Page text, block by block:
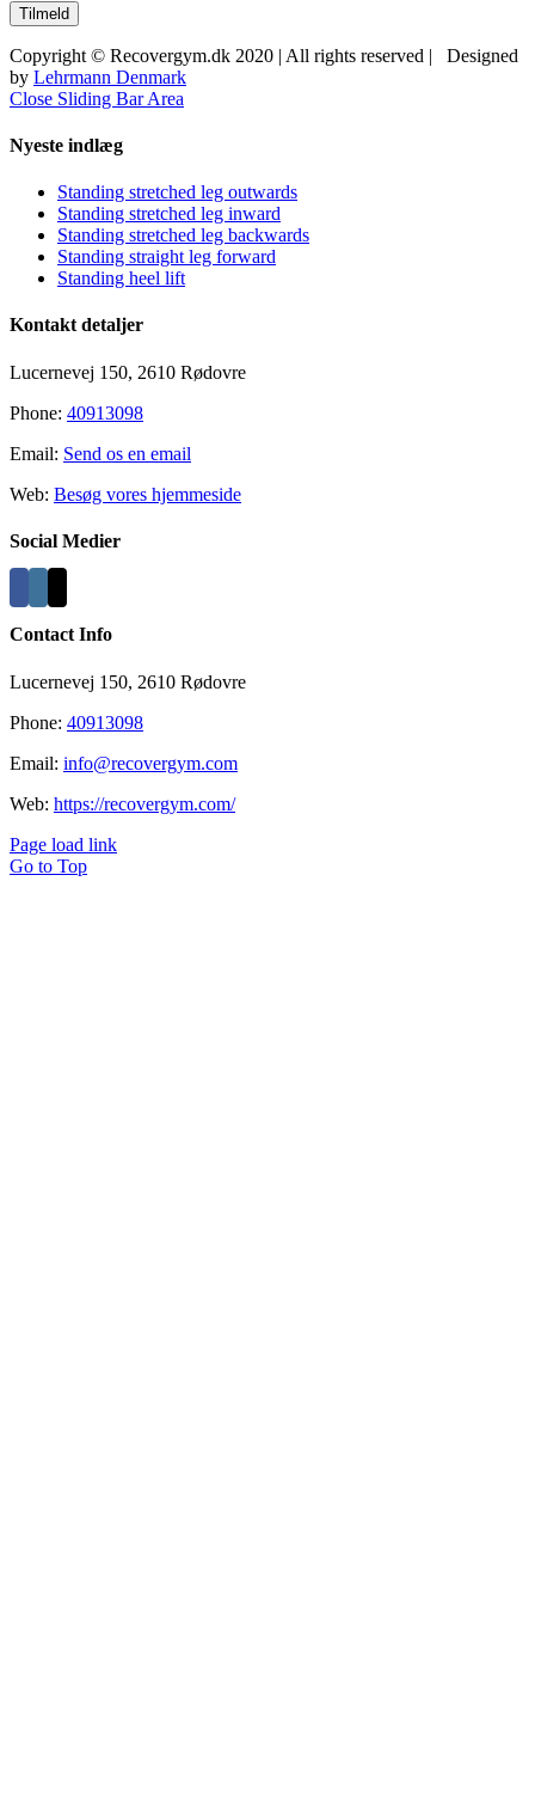
Copyright © Recovergym.dk 2020 | All rights reserved | Designed
by Lehrmann Denmark
Close Sliding Bar Area
Nyeste indlæg
Standing stretched leg outwards
Standing stretched leg inward
Standing stretched leg backwards
Standing straight leg forward
Standing heel lift
Kontakt detaljer
Lucernevej 150, 2610 Rødovre
Phone: 40913098
Email: Send os en email
Web: Besøg vores hjemmeside
Social Medier
Contact Info
Lucernevej 150, 2610 Rødovre
Phone: 40913098
Email: info@recovergym.com
Web: https://recovergym.com/
Page load link
Go to Top